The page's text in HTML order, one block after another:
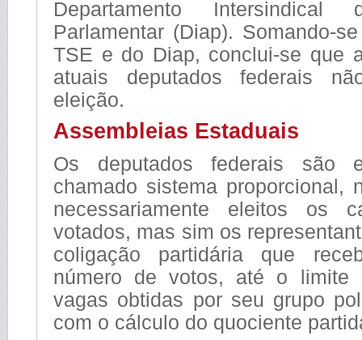
Departamento Intersindical
Parlamentar (Diap). Somando-
TSE e do Diap, conclui-se que
atuais deputados federais
eleição.
Assembleias Estaduais
Os deputados federais são
chamado sistema proporcional,
necessariamente eleitos os
votados, mas sim os
coligação partidária que
número de votos, até o limite
vagas obtidas por seu grupo
com o cálculo do quociente